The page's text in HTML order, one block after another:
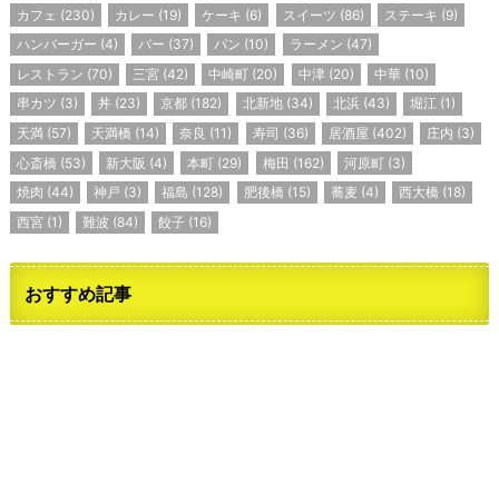
カフェ (230) カレー (19) ケーキ (6) スイーツ (86) ステーキ (9)
ハンバーガー (4) バー (37) パン (10) ラーメン (47)
レストラン (70) 三宮 (42) 中崎町 (20) 中津(20) 中華(10)
串カツ (3) 丼 (23) 京都 (182) 北新地(34) 北浜(43) 堀江 (1)
天満 (57) 天満橋 (14) 奈良 (11) 寿司 (36) 居酒屋 (402) 庄内 (3)
心斎橋 (53) 新大阪 (4) 本町 (29) 梅田 (162) 河原町 (3)
焼肉 (44) 神戸 (3) 福島 (128) 肥後橋 (15) 蕎麦(4) 西大橋 (18)
西宮(1) 難波 (84) 餃子 (16)
おすすめ記事